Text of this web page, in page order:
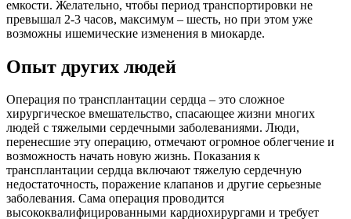
емкости. Желательно, чтобы период транспортировки не
превышал 2-3 часов, максимум – шесть, но при этом уже
возможны ишемические изменения в миокарде.
Опыт других людей
Операция по трансплантации сердца – это сложное
хирургическое вмешательство, спасающее жизни многих
людей с тяжелыми сердечными заболеваниями. Люди,
перенесшие эту операцию, отмечают огромное облегчение и
возможность начать новую жизнь. Показания к
трансплантации сердца включают тяжелую сердечную
недостаточность, поражение клапанов и другие серьезные
заболевания. Сама операция проводится
высококвалифицированными кардиохирургами и требует